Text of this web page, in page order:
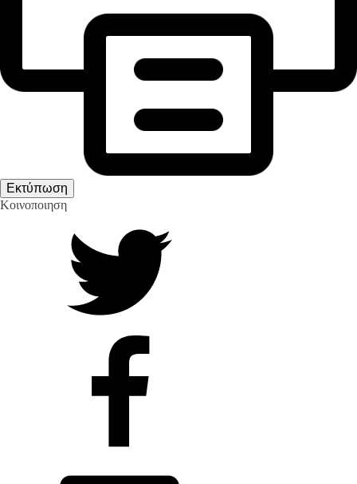
Εκτύπωση
Κοινοποιηση